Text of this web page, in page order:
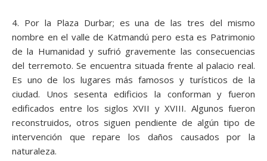
4. Por la Plaza Durbar; es una de las tres del mismo
nombre en el valle de Katmandú pero esta es Patrimonio
de la Humanidad y sufrió gravemente las consecuencias
del terremoto. Se encuentra situada frente al palacio real.
Es uno de los lugares más famosos y turísticos de la
ciudad. Unos sesenta edificios la conforman y fueron
edificados entre los siglos XVII y XVIII. Algunos fueron
reconstruidos, otros siguen pendiente de algún tipo de
intervención que repare los daños causados por la
naturaleza.